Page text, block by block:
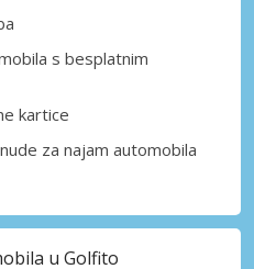
s besplatnim
kartice
za najam automobila
u Golfito